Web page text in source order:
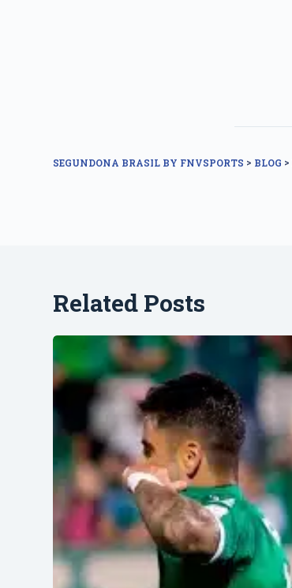
SEGUNDONA BRASIL BY FNVSPORTS > BLOG >
Related Posts